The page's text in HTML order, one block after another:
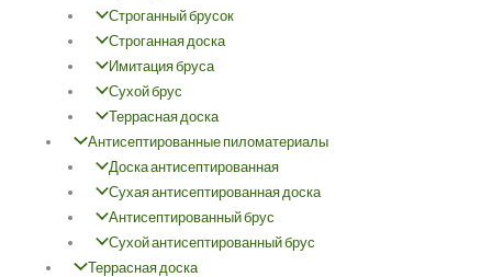
Строганный брусок
Строганная доска
Имитация бруса
Сухой брус
Террасная доска
Антисептированные пиломатериалы
Доска антисептированная
Сухая антисептированная доска
Антисептированный брус
Сухой антисептированный брус
Террасная доска